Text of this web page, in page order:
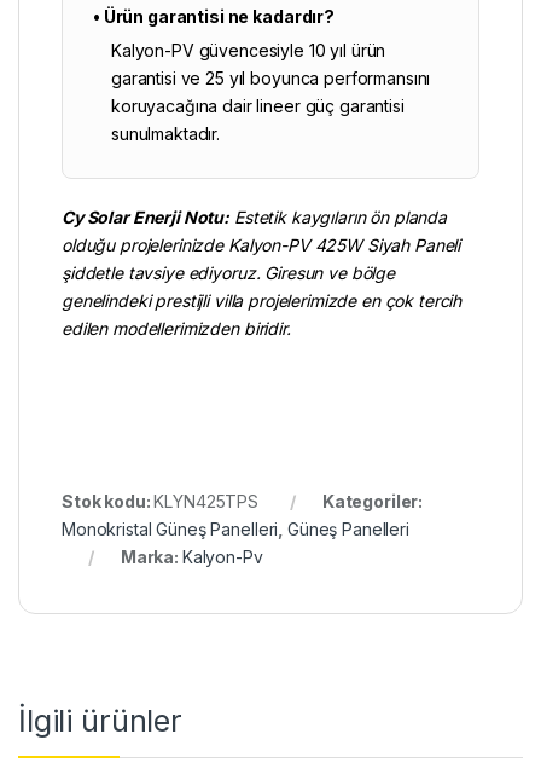
• Ürün garantisi ne kadardır?
Kalyon-PV güvencesiyle 10 yıl ürün
garantisi ve 25 yıl boyunca performansını
koruyacağına dair lineer güç garantisi
sunulmaktadır.
Cy Solar EnerjiNotu: Estetik kaygıların ön planda
olduğu projelerinizde Kalyon-PV 425W Siyah Paneli
şiddetle tavsiye ediyoruz. Giresun ve bölge
genelindeki prestijli villa projelerimizde en çok tercih
edilen modellerimizden biridir.
Stok kodu:KLYN425TPS
Kategoriler:
Monokristal Güneş Panelleri Güneş Panelleri
Marka: Kalyon-Pv
İlgili ürünler